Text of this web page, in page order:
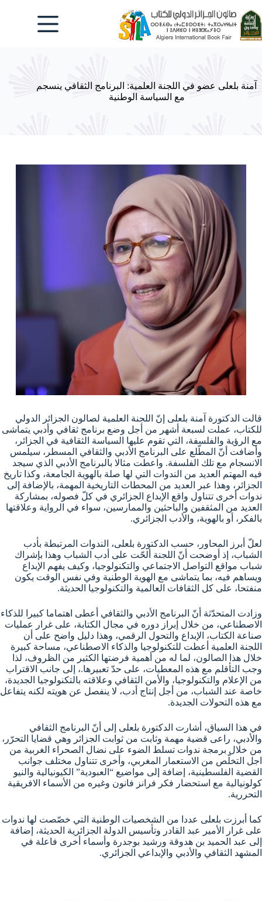
إلى
المحتوى
آمنة بلعلى عضو في اللجنة العلمية: البرنامج الثقافي ينسجم
مع السياسة الوطنية
قالت الدكتورة آمنة بلعلى إنّ اللجنة العلمية لصالون الجزائر الدولي
للكتاب، عملت لسبعة أشهر من أجل وضع برنامج ثقافي وأدبي يتماشى
مع الرؤية والفلسفة، التي تقوم عليها السياسة الثقافية في الجزائر،
وأضافت أنّ المطّلع على البرنامج الأدبي والثقافي المسطر، سيلمس
الانسجام مع تلك الفلسفة. واعطت مثالا بالبرنامج الأدبي الذي سيجد
فيه المهتم العديد من الندوات التي لها صلة بالهوية الجامعة، وكذا تاريخ
الجزائر، وهذا عبر العديد من المحطات التاريخية المهمة، بالإضافة إلى
ندوات أخرى تتناول واقع الإبداع الجزائري في كلّ فصوله، بمشاركة
العديد من المثقفين والباحثين والممارسين، سواء في الرواية وعلاقتها
بالفكر، أو بالهوية، والأدب الجزائري.
لعلّ أبرز المحاور، حسب الدكتورة بلعلى، الندوات المرتبطة بأدب
الشباب، إذ أوضحت أنّ اللجنة ألحّت على أدب الشباب وهذا بإشراك
شباب مواقع التواصل الاجتماعي والتكنولوجيا، وكيف يفهم الإبداع
ويساهم فيه، بما يتماشى مع الهوية الوطنية وفي نفس الوقت يكون
منفتحا، على كل الثقافات العالمية والتكنولوجيا الحديثة.
وزادت المتحدّثة أنّ البرنامج الأدبي والثقافي أعطى اهتماما كبيرا للذكاء
الاصطناعي، من خلال إبراز دوره في مجال الكتابة، على غرار عمليات
صناعة الكتاب، الإبداع والتحول الرقمي، وهذا دليل واضح على أن
اللجنة العلمية أعطت للتكنولوجيا والذكاء الاصطناعي، مساحة كبيرة
خلال هذا الصالون، لما له من أهمية فرضتها الكثير من الظروف، لذا
وجب التأقلم مع هذه المعطيات، على حدّ تعبيرها.، إلى جانب الاقتراب
من الإعلام والتكنولوجيا، والأمن الثقافي وعلاقته بالتكنولوجيا الجديدة،
خاصة عند الشباب، من أجل إنتاج أدب، لا ينفصل عن هويته لكنه يتفاعل
مع هذه التحولات الجديدة.
في هذا السياق، أشارت الدكتورة بلعلى إلى أنّ البرنامج الثقافي
والأدبي، راعى قضية مهمة وثابت من ثوابت الجزائر وهي قضايا التحرّر،
من خلال برمجة ندوات تسلط الضوء على نضال الصحراء الغربية من
اجل التخلّص من الاستعمار المغربي، وأخرى تتناول مختلف جوانب
القضية الفلسطينية، إضافة إلى مواضيع “العبودية” الكيونيالية والنيو
كولونيالية مع استحضار فكر فرانز فانون وغيره من الأسماء الافريقية
التحررية.
كما أبرزت بلعلى عددا من الشخصيات الوطنية التي خصّصت لها ندوات
على غرار الأمير عبد القادر وتأسيس الدولة الجزائرية الحديثة، إضافة
إلى عبد الحميد بن هدوقة ورشيد بوجدرة وأسماء أخرى فاعلة في
المشهد الثقافي والأدبي والإبداعي الجزائري.